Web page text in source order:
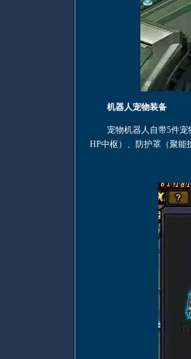
机器人宠物装备
宠物机器人自带5件宠
HP中枢）、防护罩（聚能